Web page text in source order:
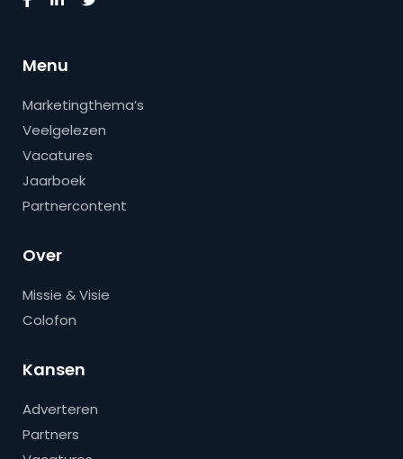
Menu
Marketingthema’s
Veelgelezen
Vacatures
Jaarboek
Partnercontent
Over
Missie & Visie
Colofon
Kansen
Adverteren
Partners